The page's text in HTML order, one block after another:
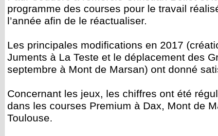
programme des courses pour le travail
l’année afin de le réactualiser.
Les principales modifications en 2017
Juments à La Teste et le déplacement des
septembre à Mont de Marsan) ont donné
Concernant les jeux, les chiffres ont été
dans les courses Premium à Dax, Mont de
Toulouse.